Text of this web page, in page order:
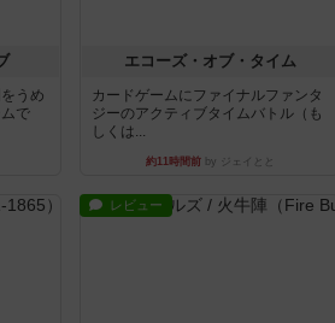
うめ
で
エコーズ・オブ・タイム
カードゲームにファイナルファンタ
ジーのアクティブタイムバトル（も
しくは...
約11時間前by ジェイとと
レビュー